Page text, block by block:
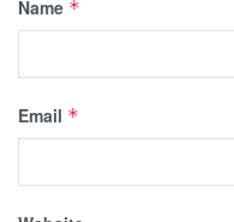
Name *
Email *